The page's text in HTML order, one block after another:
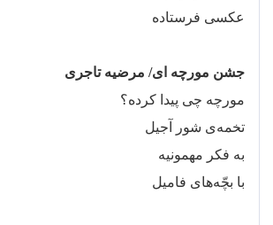
عکسی فرستاده
جشن مورچه ای/ مرضیه تاجری
مورچه چی پیدا کرده؟
تخمهی شور آجیل
به فکر مهمونیه
با بچّههای فامیل